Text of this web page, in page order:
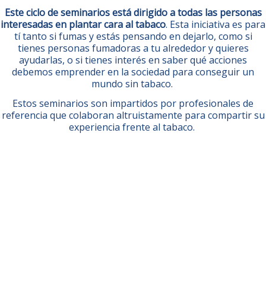
Este ciclo de seminarios está dirigido a todas las personas
interesadas en plantar cara al tabaco. Esta iniciativa es para
tí tanto si fumas y estás pensando en dejarlo, como si
tienes personas fumadoras a tu alrededor y quieres
ayudarlas, o si tienes interés en saber qué acciones
debemos emprender en la sociedad para conseguir un
mundo sin tabaco.
Estos seminarios son impartidos por profesionales de
referencia que colaboran altruistamente para compartir su
experiencia frente al tabaco.